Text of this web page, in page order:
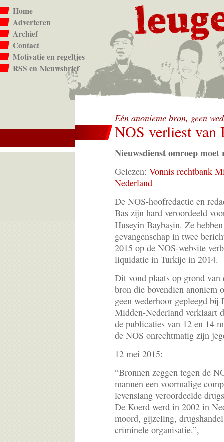
Home
Adverteren
Archief
Contact
Motivatie en regeltjes
RSS en Nieuwsbrief
Eén anonieme bron, geen
NOS verliest van
Nieuwsdienst omroep moet
Gelezen: Vonnis rechtbank
Nederland
De NOS-hoofredactie en
Bas zijn hard veroordeeld
Huseyin Baybaşin. Ze
gevangenschap in twee
2015 op de NOS-website
liquidatie in Turkije in 2014.
Dit vond plaats op grond van
bron die bovendien anoniem
geen wederhoor gepleegd bij
Midden-Nederland verklaart
de publicaties van 12 en 14
de NOS onrechtmatig zijn
12 mei 2015:
“Bronnen zeggen tegen de
mannen een voormalige
levenslang veroordeelde
De Koerd werd in 2002 in
moord, gijzeling,
criminele organisatie.”,